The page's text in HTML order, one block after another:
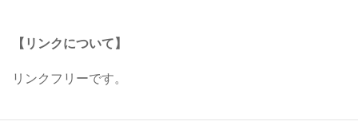
【リンクについて】
リンクフリーです。